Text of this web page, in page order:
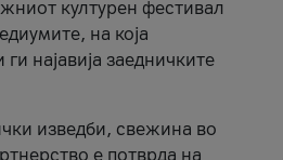
културен фестивал
на која
најавија заедничките
изведби, свежина во
е потврда на